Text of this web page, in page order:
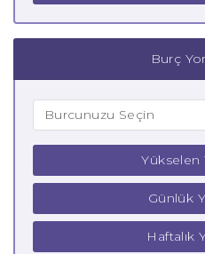
Burç
Yükselen
Günlük
Haftalık